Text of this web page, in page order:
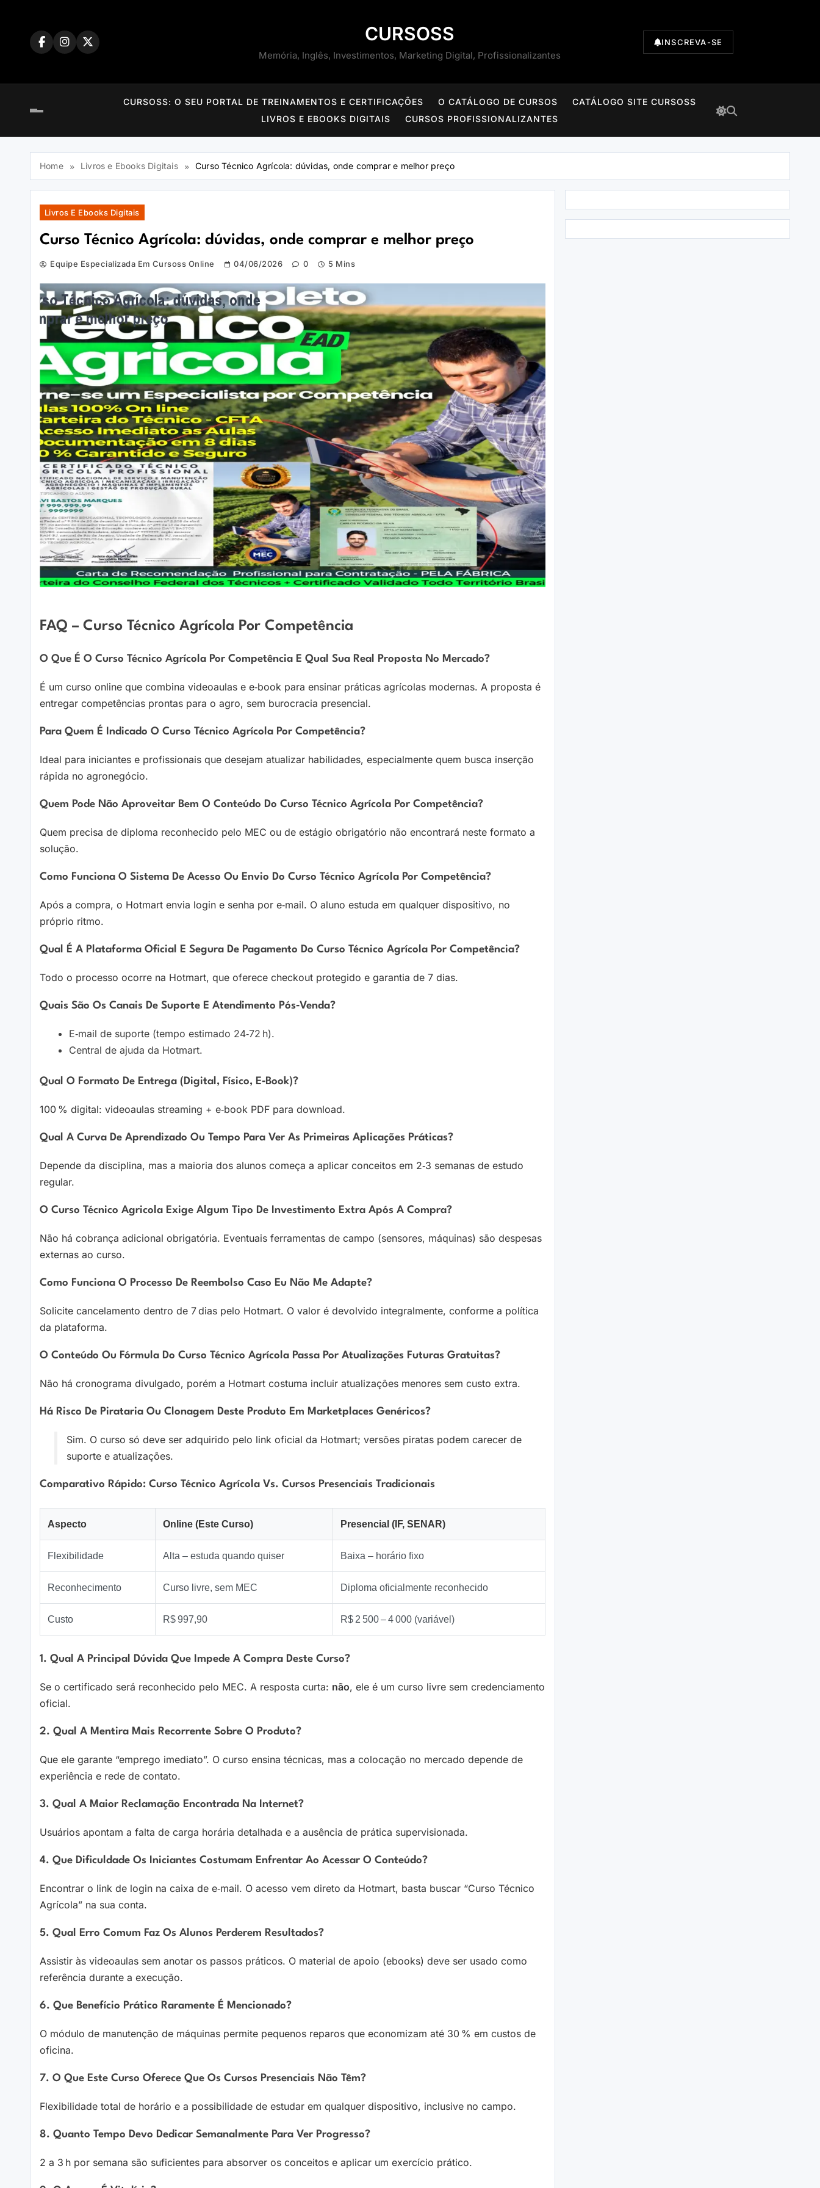
CURSOSS
Memória, Inglês, Investimentos, Marketing Digital, Profissionalizantes
INSCREVA-SE
CURSOSS: O SEU PORTAL DE TREINAMENTOS E CERTIFICAÇÕES O CATÁLOGO DE CURSOS
CATÁLOGO SITE CURSOSS
LIVROS E EBOOKS DIGITAIS
CURSOS PROFISSIONALIZANTES
Home Livros e Ebooks Digitais Curso Técnico Agrícola: dúvidas, onde comprar e melhor preço
Livros E Ebooks Digitais
Curso Técnico Agrícola: dúvidas, onde comprar e melhor preço
Equipe Especializada Em Cursoss Online 04/06/2026 0 5 Mins
FAQ – Curso Técnico Agrícola Por Competência
O Que É O Curso Técnico Agrícola Por Competência E Qual Sua Real Proposta No Mercado?
É um curso online que combina videoaulas e e‑book para ensinar práticas agrícolas modernas. A proposta é
entregar competências prontas para o agro, sem burocracia presencial.
Para Quem É Indicado O Curso Técnico Agrícola Por Competência?
Ideal para iniciantes e profissionais que desejam atualizar habilidades, especialmente quem busca inserção
rápida no agronegócio.
Quem Pode Não Aproveitar Bem O Conteúdo Do Curso Técnico Agrícola Por Competência?
Quem precisa de diploma reconhecido pelo MEC ou de estágio obrigatório não encontrará neste formato a
solução.
Como Funciona O Sistema De Acesso Ou Envio Do Curso Técnico Agrícola Por Competência?
Após a compra, o Hotmart envia login e senha por e‑mail. O aluno estuda em qualquer dispositivo, no
próprio ritmo.
Qual É A Plataforma Oficial E Segura De Pagamento Do Curso Técnico Agrícola Por Competência?
Todo o processo ocorre na Hotmart, que oferece checkout protegido e garantia de 7 dias.
Quais São Os Canais De Suporte E Atendimento Pós‑venda?
E‑mail de suporte (tempo estimado 24‑72 h).
Central de ajuda da Hotmart.
Qual O Formato De Entrega (digital, Físico, E‑book)?
100 % digital: videoaulas streaming + e‑book PDF para download.
Qual A Curva De Aprendizado Ou Tempo Para Ver As Primeiras Aplicações Práticas?
Depende da disciplina, mas a maioria dos alunos começa a aplicar conceitos em 2‑3 semanas de estudo
regular.
O Curso Técnico Agricola Exige Algum Tipo De Investimento Extra Após A Compra?
Não há cobrança adicional obrigatória. Eventuais ferramentas de campo (sensores, máquinas) são despesas
externas ao curso.
Como Funciona O Processo De Reembolso Caso Eu Não Me Adapte?
Solicite cancelamento dentro de 7 dias pelo Hotmart. O valor é devolvido integralmente, conforme a política
da plataforma.
O Conteúdo Ou Fórmula Do Curso Técnico Agrícola Passa Por Atualizações Futuras Gratuitas?
Não há cronograma divulgado, porém a Hotmart costuma incluir atualizações menores sem custo extra.
Há Risco De Pirataria Ou Clonagem Deste Produto Em Marketplaces Genéricos?
Sim. O curso só deve ser adquirido pelo link oficial da Hotmart; versões piratas podem carecer de
suporte e atualizações.
Comparativo Rápido: Curso Técnico Agrícola Vs. Cursos Presenciais Tradicionais
Aspecto Online (Este Curso) Presencial (IF, SENAR)
Flexibilidade Alta – estuda quando quiser Baixa – horário fixo
Reconhecimento Curso livre, sem MEC Diploma oficialmente reconhecido
Custo R$ 997,90 R$ 2 500 – 4 000 (variável)
1. Qual A Principal Dúvida Que Impede A Compra Deste Curso?
Se o certificado será reconhecido pelo MEC. A resposta curta: não, ele é um curso livre sem credenciamento
oficial.
2. Qual A Mentira Mais Recorrente Sobre O Produto?
Que ele garante “emprego imediato”. O curso ensina técnicas, mas a colocação no mercado depende de
experiência e rede de contato.
3. Qual A Maior Reclamação Encontrada Na Internet?
Usuários apontam a falta de carga horária detalhada e a ausência de prática supervisionada.
4. Que Dificuldade Os Iniciantes Costumam Enfrentar Ao Acessar O Conteúdo?
Encontrar o link de login na caixa de e‑mail. O acesso vem direto da Hotmart, basta buscar “Curso Técnico
Agrícola” na sua conta.
5. Qual Erro Comum Faz Os Alunos Perderem Resultados?
Assistir às videoaulas sem anotar os passos práticos. O material de apoio (ebooks) deve ser usado como
referência durante a execução.
6. Que Benefício Prático Raramente É Mencionado?
O módulo de manutenção de máquinas permite pequenos reparos que economizam até 30 % em custos de
oficina.
7. O Que Este Curso Oferece Que Os Cursos Presenciais Não Têm?
Flexibilidade total de horário e a possibilidade de estudar em qualquer dispositivo, inclusive no campo.
8. Quanto Tempo Devo Dedicar Semanalmente Para Ver Progresso?
2 a 3 h por semana são suficientes para absorver os conceitos e aplicar um exercício prático.